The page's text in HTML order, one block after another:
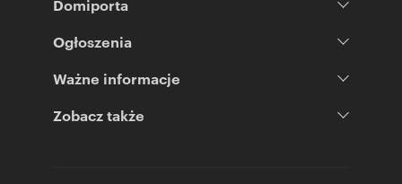
Domiporta
Ogłoszenia
Ważne informacje
Zobacz także